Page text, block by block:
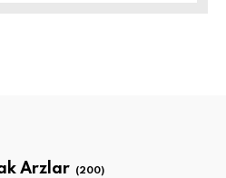
Arzlar (200)